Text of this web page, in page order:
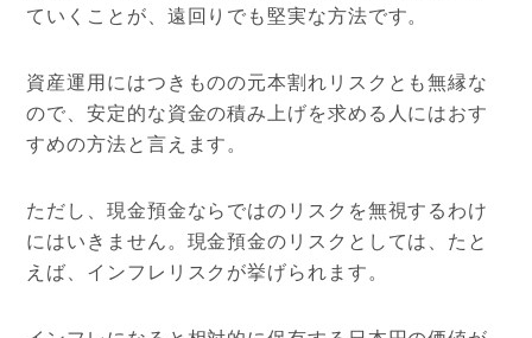
ていくことが、遠回りでも堅実な方法です。
資産運用にはつきものの元本割れリスクとも無縁な
ので、安定的な資金の積み上げを求める人にはおす
すめの方法と言えます。
ただし、現金預金ならではのリスクを無視するわけ
にはいきません。現金預金のリスクとしては、たと
えば、インフレリスクが挙げられます。